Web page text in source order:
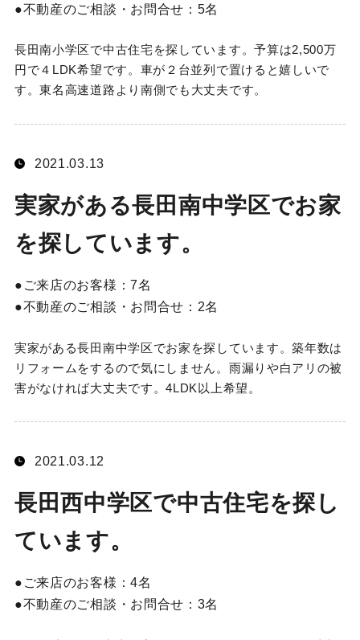
不動産のご相談・お問合せ： 5名
長田南小学区で中古住宅を探しています。予算は2,500万
円で４LDK希望です。車が２台並列で置けると嬉しいで
す。東名高速道路より南側でも大丈夫です。
2021.03.13
実家がある長田南中学区でお家
を探しています。
ご来店のお客様：7名
不動産のご相談・お問合せ： 2名
実家がある長田南中学区でお家を探しています。築年数は
リフォームをするので気にしません。雨漏りや白アリの被
害がなければ大丈夫です。4LDK以上希望。
2021.03.12
長田西中学区で中古住宅を探し
ています。
ご来店のお客様：4名
不動産のご相談・お問合せ： 3名